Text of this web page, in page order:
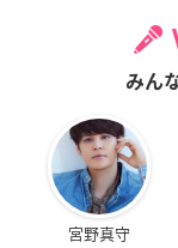
みん
宮野真守